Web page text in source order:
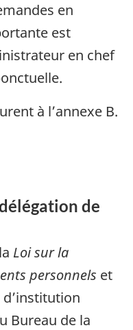
en
est
en chef
à l’annexe B.
de
Loi sur la
personnels et
Bureau de la